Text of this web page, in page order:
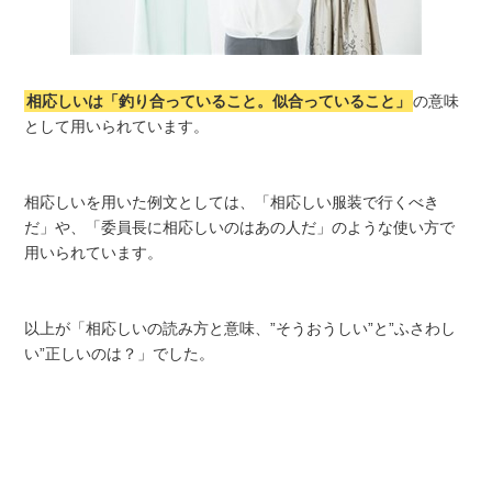
相応しいは「釣り合っていること。似合っていること」 の意味
として用いられています。
相応しいを用いた例文としては、「相応しい服装で行くべき
だ」や、「委員長に相応しいのはあの人だ」のような使い方で
用いられています。
以上が「相応しいの読み方と意味、”そうおうしい”と”ふさわし
い”正しいのは？」でした。